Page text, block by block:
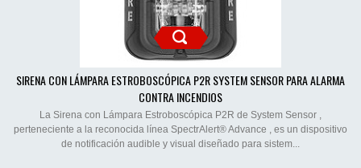
SIRENA CON LÁMPARA ESTROBOSCÓPICA P2R SYSTEM SENSOR PARA ALARMA
CONTRA INCENDIOS
La Sirena con Lámpara Estroboscópica P2R de System Sensor ,
perteneciente a la reconocida línea SpectrAlert® Advance , es un dispositivo
de notificación audible y visual diseñado para sistem...